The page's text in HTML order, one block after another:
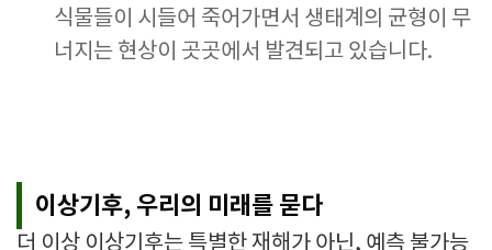
식물들이 시들어 죽어가면서 생태계의 균형이 무
너지는 현상이 곳곳에서 발견되고 있습니다.
이상기후, 우리의 미래를 묻다
더 이상 이상기후는 특별한 재해가 아닌, 예측 불가능